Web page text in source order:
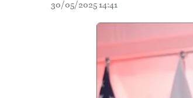
30/05/2025 14:41